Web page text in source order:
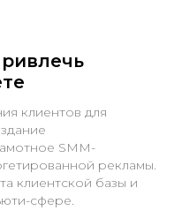
клиентов для
SMM-
рекламы.
клиентской базы и
сфере.